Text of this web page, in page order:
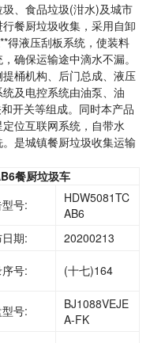
、食品垃圾(泔水)及城市
餐厨垃圾收集，采用自卸
得液压刮板系统，使装料
确保运输途中滴水不漏。
桶机构、后门总成、液压
及电控系统由油泵、油
开关等组成。同时本产品
位互联网系统，自带水
是城镇餐厨垃圾收集运输
餐厨垃圾车
号:
HDW5081TC
AB6
期: 20200213
号: (十七)164
号:
BJ1088VEJE
A-FK